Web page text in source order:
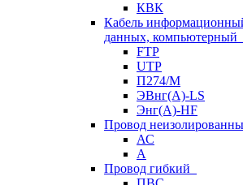
КВК
Кабель
данных, компьютерный
FTP
UTP
П274/М
ЭВнг(А)-LS
Энг(А)-HF
Провод
АС
А
Провод гибкий